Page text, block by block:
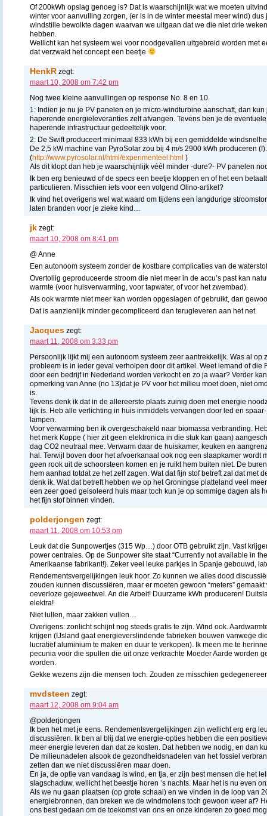
Of 200kWh opslag genoeg is? Dat is waarschijnlijk wat we moeten
winter voor aanvulling zorgen, (er is in de winter meestal meer wind) dus
windstille bewolkte dagen waarvan we uitgaan dat we die niet drie
hebben.
Wellicht kan het systeem wel voor noodgevallen uitgebreid worden met
dat verzwakt het concept een beetje
HenkR zegt:
maart 10, 2008 om 7:42 pm
Nog twee kleine aanvullingen op response No. 8 en 10.
1: Indien je nu je PV panelen en je micro-windturbine aanschaft, dan
haperende energieleveranties zelf afvangen. Tevens ben je de
haperende infrastructuur gedeeltelijk voor.
2: De Swift produceert minimaal 833 kWh bij een gemiddelde
De 2,5 kW machine van PyroSolar zou bij 4 m/s 2900 kWh produceren (!).
(http://www.pyrosolar.nl/html/experimenteel.html )
Als dit klopt dan heb je waarschijnlijk véél minder -dure?- PV panelen
Ik ben erg benieuwd of de specs een beetje kloppen en of het een
particulieren. Misschien iets voor een volgend Olino-artikel?
Ik vind het overigens wel wat waard om tijdens een langdurige
laten branden voor je zieke kind…
jk zegt:
maart 10, 2008 om 8:41 pm
@ Anne
Een autonoom systeem zonder de kostbare complicaties van de
Overtollig geproduceerde stroom die niet meer in de accu’s past kan
warmte (voor huisverwarming, voor tapwater, of voor het zwembad).
Als ook warmte niet meer kan worden opgeslagen of gebruikt, dan
Dat is aanzienlijk minder gecompliceerd dan terugleveren aan het net.
Jacques zegt:
maart 11, 2008 om 3:33 pm
Persoonlijk lijkt mij een autonoom systeem zeer aantrekkelijk. Was al op
probleem is in ieder geval verholpen door dit artikel. Weet iemand of die
door een bedrijf in Nederland worden verkocht en zo ja waar? Verder
opmerking van Anne (no 13)dat je PV voor het milieu moet doen, niet
is.
Tevens denk ik dat in de allereerste plaats zuinig doen met energie
lijk is. Heb alle verlichting in huis inmiddels vervangen door led en spaar-
lampen.
Voor verwarming ben ik overgeschakeld naar biomassa verbranding.
het merk Koppe ( hier zit geen elektronica in die stuk kan gaan)
dag CO2 neutraal mee. Verwarm daar de huiskamer, keuken en
hal. Terwijl boven door het afvoerkanaal ook nog een slaapkamer wordt
geen rook uit de schoorsteen komen en je ruikt hem buiten niet. De
hem aanhad totdat ze het zelf zagen. Wat dat fijn stof betreft zal dat met
denk ik. Wat dat betreft hebben we op het Groningse platteland veel
een zeer goed geisoleerd huis maar toch kun je op sommige dagen als
het fijn stof binnen vinden.
polderjongen zegt:
maart 11, 2008 om 10:53 pm
Leuk dat die Sunpowertjes (315 Wp…) door OTB gebruikt zijn. Vast
power centrales. Op de Sunpower site staat “Currently not available in
Amerikaanse fabrikant!). Zeker veel leuke parkjes in Spanje gebouwd,
Rendementsvergelijkingen leuk hoor. Zo kunnen we alles dood
zouden kunnen discussiëren, maar er moeten gewoon “meters”
oeverloze gejeweetwel. An die Arbeit! Duurzame kWh produceren!
elektra!
Niet lullen, maar zakken vullen…
Overigens: zonlicht schijnt nog steeds gratis te zijn. Wind ook.
krijgen (IJsland gaat energieverslindende fabrieken bouwen vanwege
lucratief aluminium te maken en duur te verkopen). Ik meen me te
pecunia voor die spullen die uit onze verkrachte Moeder Aarde worden
worden.
Gekke wezens zijn die mensen toch. Zouden ze misschien
mvdsteen zegt:
maart 12, 2008 om 9:04 am
@polderjongen
Ik ben het met je eens. Rendementsvergelijkingen zijn wellicht erg erg
discussiëren. Ik ben al blij dat we energie-opties hebben die een
meer energie leveren dan dat ze kosten. Dat hebben we nodig, en dan
De milieunadelen alsook de gezondheidsnadelen van het fossiel
zetten dan we niet discussiëren maar doen.
En ja, de optie van vandaag is wind, en tja, er zijn best mensen die het
slagschaduw, wellicht het beestje horen ’s nachts. Maar het is nu even
Als we nu gaan plaatsen (op grote schaal) en we vinden in de loop van
energiebronnen, dan breken we de windmolens toch gewoon weer af?
ons best gedaan om de toekomst van ons en onze kinderen zo goed